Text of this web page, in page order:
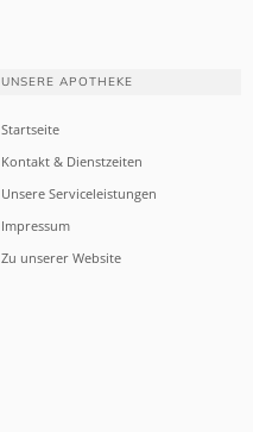
UNSERE APOTHEKE
Startseite
Kontakt & Dienstzeiten
Unsere Serviceleistungen
Impressum
Zu unserer Website